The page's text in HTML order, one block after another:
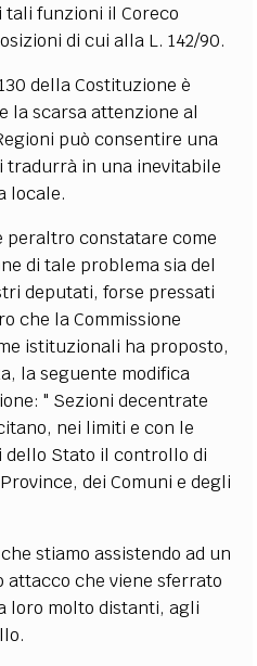
funzioni il Coreco
di cui alla L. 142/90.
della Costituzione è
la scarsa attenzione al
può consentire una
tradurrà in una inevitabile
locale.
peraltro constatare come
di tale problema sia del
deputati, forse pressati
che la Commissione
istituzionali ha proposto,
la seguente modifica
" Sezioni decentrate
nei limiti e con le
Stato il controllo di
dei Comuni e degli
stiamo assistendo ad un
attacco che viene sferrato
loro molto distanti, agli